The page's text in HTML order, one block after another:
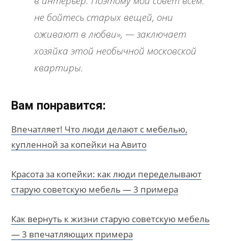
не бойтесь старых вещей, они
оживают в любви», — заключает
хозяйка этой необычной московской
квартиры.
Вам понравится:
Впечатляет! Что люди делают с мебелью,
купленной за копейки на Авито
Красота за копейки: как люди переделывают
старую советскую мебель — 3 примера
Как вернуть к жизни старую советскую мебель
— 3 впечатляющих примера